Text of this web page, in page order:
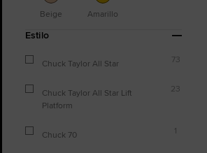
Beige Amarillo
Estilo
Chuck Taylor All Star 73
Chuck Taylor All Star Lift
Platform
23
Chuck 70 1